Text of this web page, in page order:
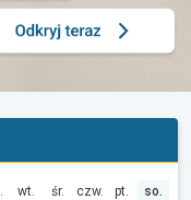
wt. śr. czw. pt. so.